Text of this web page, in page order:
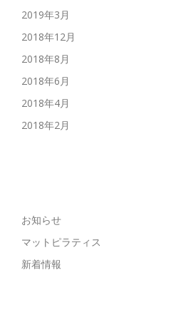
2019年3月
2018年12月
2018年8月
2018年6月
2018年4月
2018年2月
お知らせ
マットピラティス
新着情報